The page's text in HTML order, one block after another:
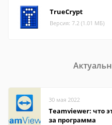
TrueCrypt
Версия: 7.2 (1.01 МБ)
30 мая 2022
Teamviewer: что
за программа